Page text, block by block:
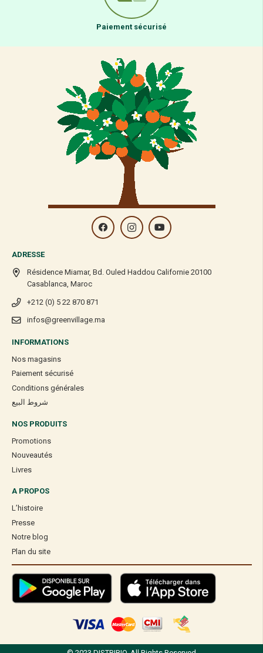
Paiement sécurisé
ADRESSE
Résidence Miamar, Bd. Ouled Haddou Californie 20100
Casablanca, Maroc
+212 (0) 5 22 870 871
infos@greenvillage.ma
INFORMATIONS
Nos magasins
Paiement sécurisé
Conditions générales
شروط البيع
NOS PRODUITS
Promotions
Nouveautés
Livres
A PROPOS
L’histoire
Presse
Notre blog
Plan du site